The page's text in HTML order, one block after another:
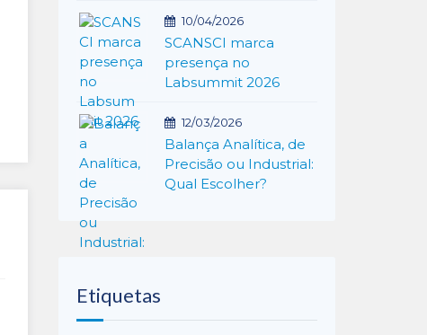
10/04/2026
SCANSCI marca
presença no
Labsummit 2026
12/03/2026
Balança Analítica, de
Precisão ou Industrial:
Qual Escolher?
Etiquetas